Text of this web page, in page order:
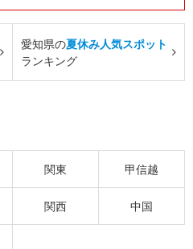
愛知県の夏休み人気スポット
ランキング
関東 甲信越
関西 中国